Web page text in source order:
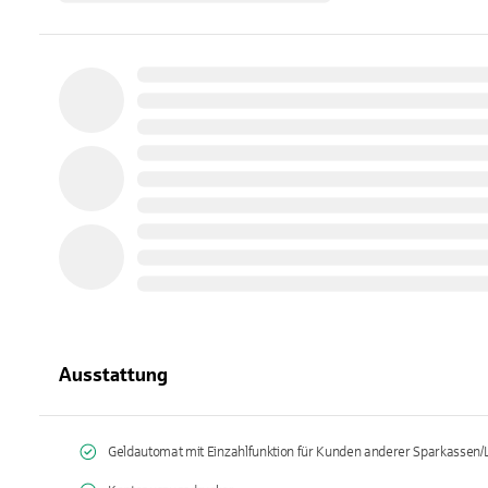
Ausstattung
Geldautomat mit Einzahlfunktion für Kunden anderer Sparkassen/